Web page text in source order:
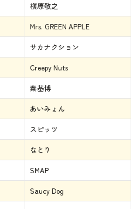
槇原敬之
Mrs. GREEN APPLE
サカナクション
Creepy Nuts
秦基博
あいみょん
スピッツ
なとり
SMAP
Saucy Dog